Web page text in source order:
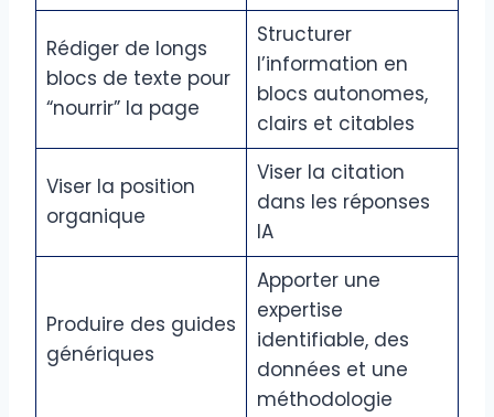
Rédiger de longs
blocs de texte pour
“nourrir” la page
Structurer
l’information en
blocs autonomes,
clairs et citables
Viser la position
organique
Viser la citation
dans les réponses
IA
Produire des guides
génériques
Apporter une
expertise
identifiable, des
données et une
méthodologie